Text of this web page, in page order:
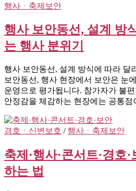
행사ㆍ축제보안
행사 보안동선, 설계 방
는 행사 분위기
행사 보안동선, 설계 방식에 따라 달
보안동선, 행사 현장에서 보안은 눈
운영으로 평가됩니다. 참가자가 불
안정감을 체감하는 현장에는 공통
경호ㆍ신변보호 / 행사ㆍ축제보안
축제·행사·콘서트·경호
하는 법